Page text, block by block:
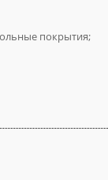
покрытия;